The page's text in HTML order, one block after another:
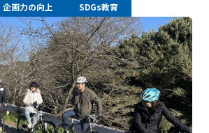
企画力の向上 SDGs教育